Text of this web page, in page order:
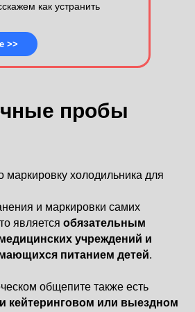
как устранить
>>
пробы
холодильника для
и маркировки самих
является обязательным
учреждений и
питанием детей.
общепите также есть
кейтеринговом или выездном